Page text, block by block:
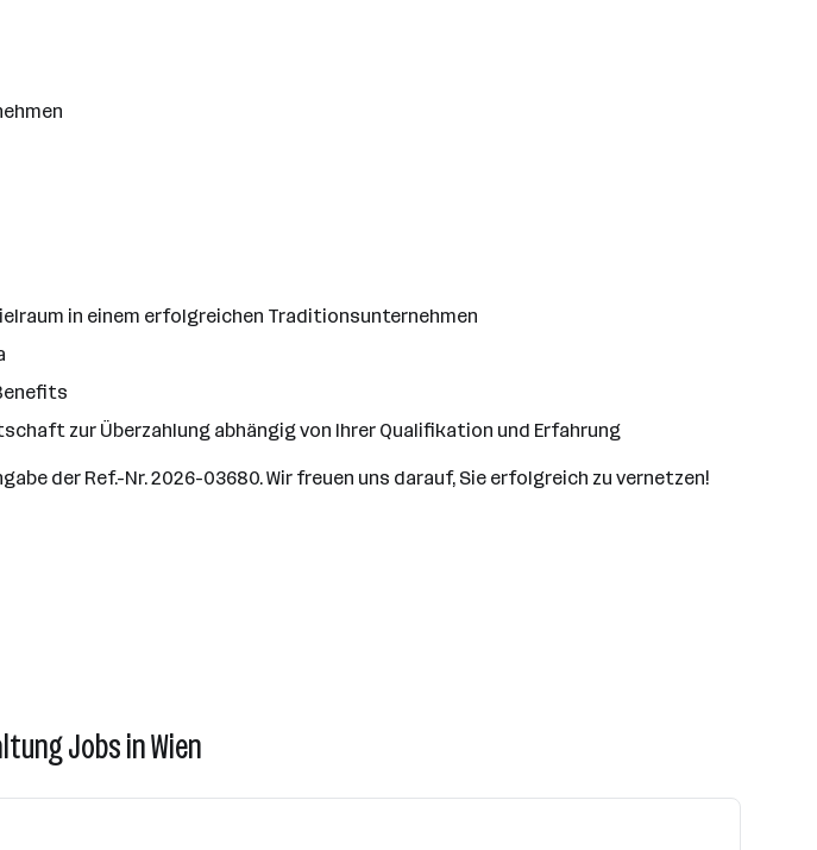
in einem erfolgreichen Traditionsunternehmen
zur Überzahlung abhängig von Ihrer Qualifikation und Erfahrung
der Ref.-Nr. 2026-03680. Wir freuen uns darauf, Sie erfolgreich zu vernetzen!
Jobs in Wien